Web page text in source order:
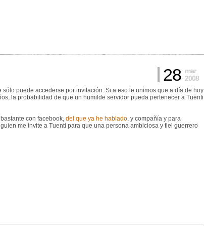
28 mar
2008
puede accederse por invitación. Si a eso le unimos que a día de hoy
la probabilidad de que un humilde servidor pueda pertenecer a Tuenti
con facebook, del que ya he hablado, y compañía y para
me invite a Tuenti para que una persona ambiciosa y fiel guerrero